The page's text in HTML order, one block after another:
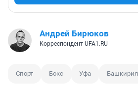
Андрей Бирюков
Корреспондент UFA1.RU
Спорт Бокс Уфа Башкирия